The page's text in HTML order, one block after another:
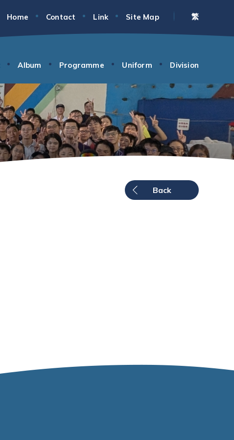
Album Programme Uniform Division
Home Contact Link Site Map 繁
Back